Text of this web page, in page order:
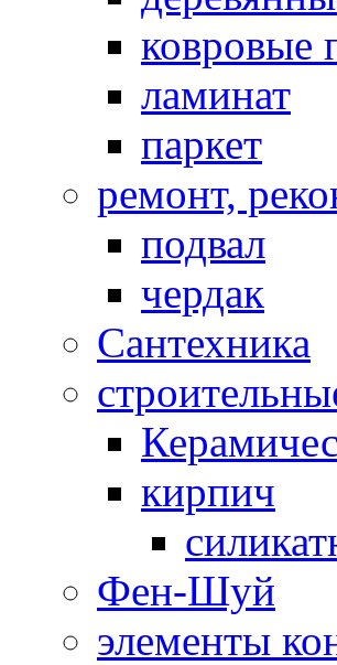
ковровые
ламинат
паркет
ремонт,
подвал
чердак
Сантехника
кирпич
Фен-Шуй
элементы